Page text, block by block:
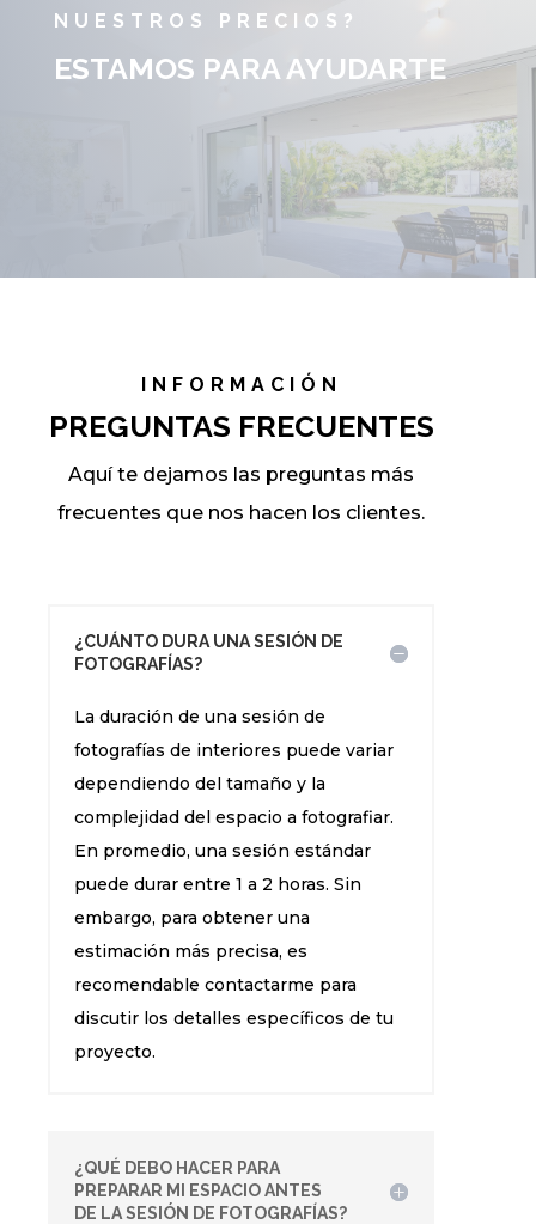
NUESTROS PRECIOS?
ESTAMOS PARA AYUDARTE
INFORMACIÓN
PREGUNTAS FRECUENTES
Aquí te dejamos las preguntas más
frecuentes que nos hacen los clientes.
¿CUÁNTO DURA UNA SESIÓN DE
FOTOGRAFÍAS?
La duración de una sesión de
fotografías de interiores puede variar
dependiendo del tamaño y la
complejidad del espacio a fotografiar.
En promedio, una sesión estándar
puede durar entre 1 a 2 horas. Sin
embargo, para obtener una
estimación más precisa, es
recomendable contactarme para
discutir los detalles específicos de tu
proyecto.
¿QUÉ DEBO HACER PARA
PREPARAR MI ESPACIO ANTES
DE LA SESIÓN DE FOTOGRAFÍAS?